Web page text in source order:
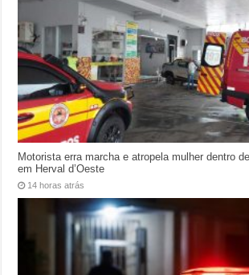
Motorista erra marcha e atropela mulher dentro
em Herval d’Oeste
14 horas atrás